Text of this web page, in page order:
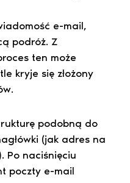
e-mail,
podróż. Z
ten może
kryje się złożony
podobną do
(jak adres na
Po naciśnięciu
poczty e-mail